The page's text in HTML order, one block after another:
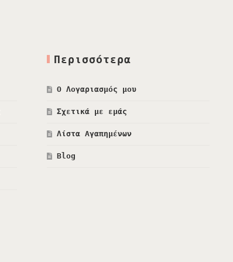
Περισσότερα
Ο Λογαριασμός μου
Σχετικά με εμάς
Λίστα Αγαπημένων
Blog